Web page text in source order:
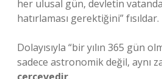
her ulusal gün, devletin
hatırlaması gerektiğini” fısıldar.
Dolayısıyla “bir yılın 365 gün
sadece astronomik değil, aynı